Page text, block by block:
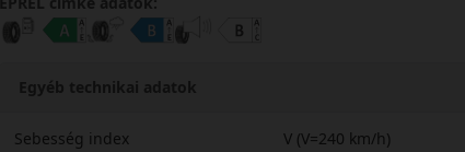
Egyéb technikai adatok
Sebesség index
V (V=240 km/h)